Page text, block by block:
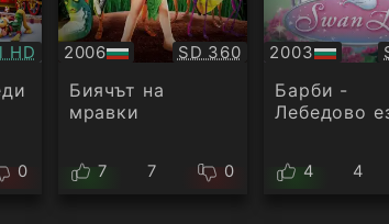
HD
0
2006
БГ
аудио
Качество:
SD 360
Биячът на
мравки
7 7 0
2003
БГ
аудио
Барби -
Лебедово
4 4